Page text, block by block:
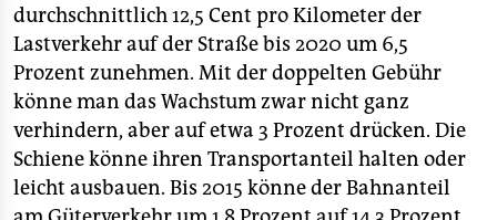
durchschnittlich 12,5 Cent pro Kilometer der
Lastverkehr auf der Straße bis 2020 um 6,5
Prozent zunehmen. Mit der doppelten Gebühr
könne man das Wachstum zwar nicht ganz
verhindern, aber auf etwa 3 Prozent drücken. Die
Schiene könne ihren Transportanteil halten oder
leicht ausbauen. Bis 2015 könne der Bahnanteil